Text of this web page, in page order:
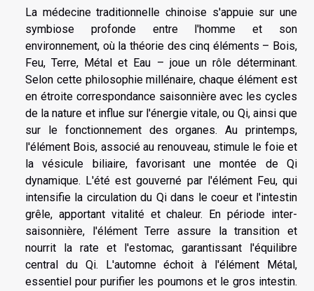
La médecine traditionnelle chinoise s'appuie sur une
symbiose profonde entre l'homme et son
environnement, où la théorie des cinq éléments – Bois,
Feu, Terre, Métal et Eau – joue un rôle déterminant.
Selon cette philosophie millénaire, chaque élément est
en étroite correspondance saisonnière avec les cycles
de la nature et influe sur l'énergie vitale, ou Qi, ainsi que
sur le fonctionnement des organes. Au printemps,
l'élément Bois, associé au renouveau, stimule le foie et
la vésicule biliaire, favorisant une montée de Qi
dynamique. L'été est gouverné par l'élément Feu, qui
intensifie la circulation du Qi dans le coeur et l'intestin
grêle, apportant vitalité et chaleur. En période inter-
saisonnière, l'élément Terre assure la transition et
nourrit la rate et l'estomac, garantissant l'équilibre
central du Qi. L'automne échoit à l'élément Métal,
essentiel pour purifier les poumons et le gros intestin.